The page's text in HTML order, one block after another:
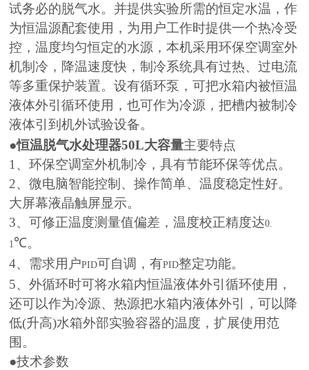
试务必的脱气水。并提供实验所需的恒定水温，作
为恒温源配套使用，为用户工作时提供一个热冷受
控，温度均匀恒定的水源，本机采用环保空调室外
机制冷，降温速度快，制冷系统具有过热、过电流
等多重保护装置。设有循环泵，可把水箱内被恒温
液体外引循环使用，也可作为冷源，把槽内被制冷
液体引到机外试验设备。
●恒温脱气水处理器50L大容量主要特点
1 、环保空调室外机制冷，具有节能环保等优点。
2、微电脑智能控制、操作简单、温度稳定性好。
大屏幕液晶触屏显示。
3、可修正温度测量值偏差，温度校正精度达0.
1 ℃。
4、需求用户PID可自调，有PID整定功能。
5、外循环时可将水箱内恒温液体外引循环使用，
还可以作为冷源、热源把水箱内液体外引，可以降
低(升高)水箱外部实验容器的温度，扩展使用范
围。
●技术参数